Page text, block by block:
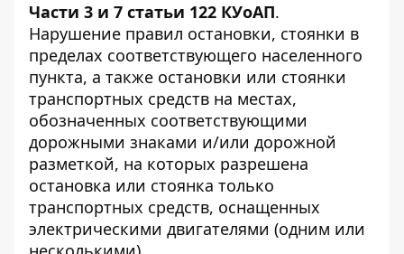
Части 3 и 7 статьи 122 КУоАП.
Нарушение правил остановки, стоянки в
пределах соответствующего населенного
пункта, а также остановки или стоянки
транспортных средств на местах,
обозначенных соответствующими
дорожными знаками и/или дорожной
разметкой, на которых разрешена
остановка или стоянка только
транспортных средств, оснащенных
электрическими двигателями (одним или